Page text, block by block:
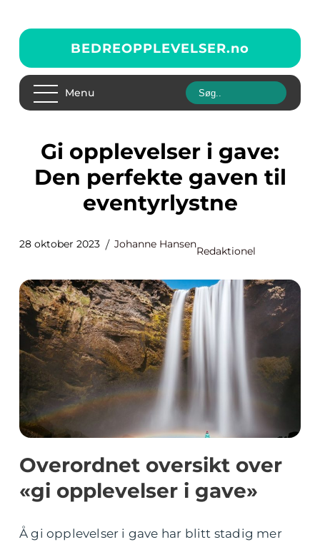
BEDREOPPLEVELSER.no
Menu
Gi opplevelser i gave:
Den perfekte gaven til
eventyrlystne
28 oktober 2023 Johanne Hansen
Redaktionel
Overordnet oversikt over
«gi opplevelser i gave»
Å gi opplevelser i gave har blitt stadig mer